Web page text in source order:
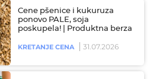
Cene pšenice i kukuruza
ponovo PALE, soja
poskupela! | Produktna berza
KRETANJE CENA 31.07.2026